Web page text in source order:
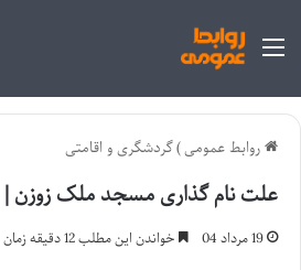
منو
روابط عمومی)گردشگری و اقامتی
علت نام گذاری مسجد ملک زوزن |
19 مرداد 04 خواندن این مطلب 12 دقیقه زمان میبرد